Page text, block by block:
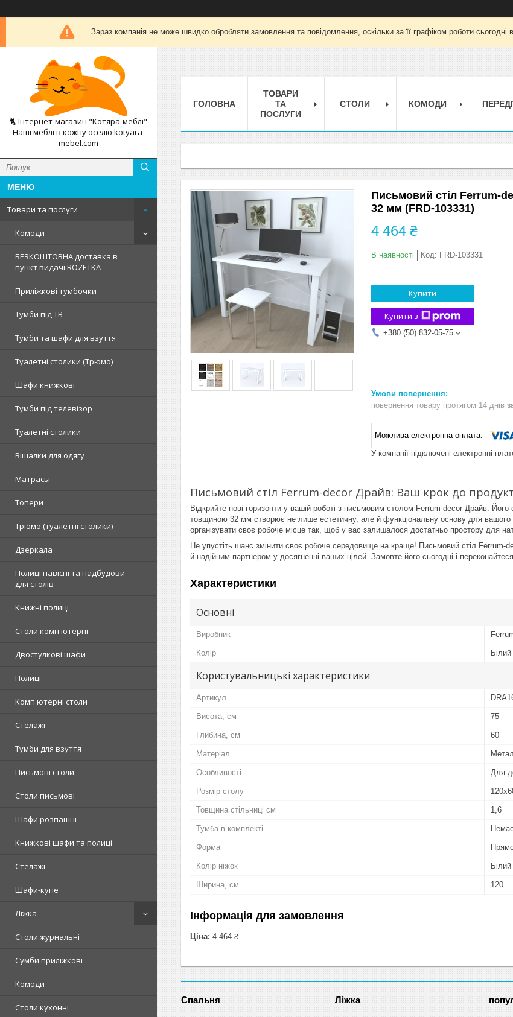
Зараз компанія не може швидко обробляти замовлення та повідомлення, оскільки за її графіком роботи
🐈 Інтернет-магазин "Котяра-меблі"
Наші меблі в кожну оселю kotyara-
mebel.com
Товари та послуги
Комоди
БЕЗКОШТОВНА доставка в
пункт видачі ROZETKA
Приліжкові тумбочки
Тумби під ТВ
Тумби та шафи для взуття
Туалетні столики (Трюмо)
Шафи книжкові
Тумби під телевізор
Туалетні столики
Вішалки для одягу
Матрасы
Топери
Tрюмо (туалетні столики)
Дзеркала
Полиці навісні та надбудови
для столів
Книжні полиці
Столи комп'ютерні
Двостулкові шафи
Полиці
Комп'ютерні столи
Стелажі
Тумби для взуття
Письмові столи
Столи письмові
Шафи розпашні
Книжкові шафи та полиці
Стелажі
Шафи-купе
Ліжка
Столи журнальні
Сумби приліжкові
Комоди
Столи кухонні
ГОЛОВНА
ТОВАРИ
ТА
ПОСЛУГИ
СТОЛИ КОМОДИ
Письмовий стіл Ferrum-
32 мм (FRD-103331)
4 464 ₴
В наявності Код: FRD-103331
Купити
Купити з
+380 (50) 832-05-75
повернення товару протягом 14 днів
У компанії підключені електронні
Письмовий стіл Ferrum-decor Драйв: Ваш крок до
Відкрийте нові горизонти у вашій роботі з письмовим столом Ferrum-decor Драйв.
товщиною 32 мм створює не лише естетичну, але й функціональну основу для вашого
організувати своє робоче місце так, щоб у вас залишалося достатньо простору для
Не упустіть шанс змінити своє робоче середовище на краще! Письмовий стіл
й надійним партнером у досягненні ваших цілей. Замовте його сьогодні і
Характеристики
Основні
Виробник
Колір Білий
Користувальницькі характеристики
Артикул
Висота, см 75
Глибина, см 60
Матеріал
Особливості Для
Розмір столу
Товщина стільниці см 1,6
Тумба в комплекті Немає
Форма
Колір ніжок Білий
Ширина, см 120
Інформація для замовлення
Ціна: 4 464 ₴
Спальня Ліжка